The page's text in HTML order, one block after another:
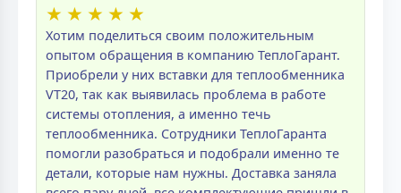
★ ★ ★ ★ ★
Хотим поделиться своим положительным
опытом обращения в компанию ТеплоГарант.
Приобрели у них вставки для теплообменника
VT20, так как выявилась проблема в работе
системы отопления, а именно течь
теплообменника. Сотрудники ТеплоГаранта
помогли разобраться и подобрали именно те
детали, которые нам нужны. Доставка заняла